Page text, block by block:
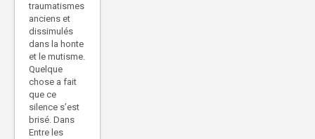
traumatismes
anciens et
dissimulés
dans la honte
et le mutisme.
Quelque
chose a fait
que ce
silence s’est
brisé. Dans
Entre les